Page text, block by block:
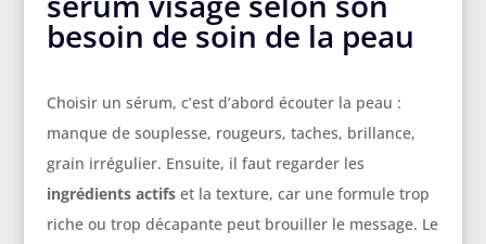
besoin de soin de la peau
Choisir un sérum, c’est d’abord écouter la peau :
manque de souplesse, rougeurs, taches, brillance,
grain irrégulier. Ensuite, il faut regarder les
ingrédients actifset la texture, car une formule trop
riche ou trop décapante peut brouiller le message. Le